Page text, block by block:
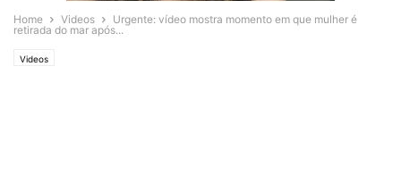
Home Videos
Urgente: vídeo mostra momento em que mulher é
retirada do mar após...
Videos